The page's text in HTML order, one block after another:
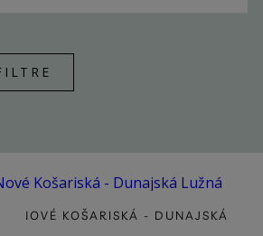
NOVÉ KOŠARISKÁ - DUNAJSKÁ